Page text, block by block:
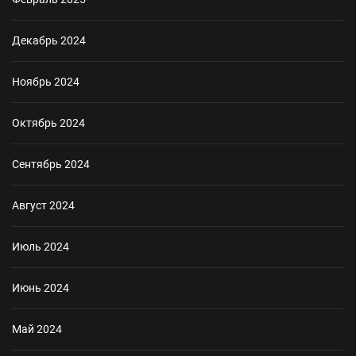
Декабрь 2024
Ноябрь 2024
Октябрь 2024
Сентябрь 2024
Август 2024
Июль 2024
Июнь 2024
Май 2024